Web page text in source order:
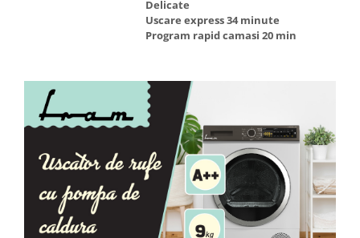
Delicate
Uscare express 34 minute
Program rapid camasi 20 min